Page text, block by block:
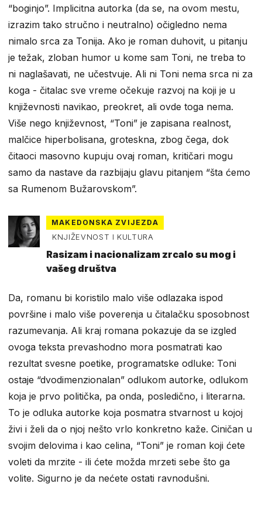
“boginjo”. Implicitna autorka (da se, na ovom mestu,
izrazim tako stručno i neutralno) očigledno nema
nimalo srca za Tonija. Ako je roman duhovit, u pitanju
je težak, zloban humor u kome sam Toni, ne treba to
ni naglašavati, ne učestvuje. Ali ni Toni nema srca ni za
koga - čitalac sve vreme očekuje razvoj na koji je u
književnosti navikao, preokret, ali ovde toga nema.
Više nego književnost, “Toni” je zapisana realnost,
malčice hiperbolisana, groteskna, zbog čega, dok
čitaoci masovno kupuju ovaj roman, kritičari mogu
samo da nastave da razbijaju glavu pitanjem “šta ćemo
sa Rumenom Bužarovskom”.
MAKEDONSKA ZVIJEZDA
KNJIŽEVNOST I KULTURA
Rasizam i nacionalizam zrcalo su mog i
vašeg društva
Da, romanu bi koristilo malo više odlazaka ispod
površine i malo više poverenja u čitalačku sposobnost
razumevanja. Ali kraj romana pokazuje da se izgled
ovoga teksta prevashodno mora posmatrati kao
rezultat svesne poetike, programatske odluke: Toni
ostaje “dvodimenzionalan” odlukom autorke, odlukom
koja je prvo politička, pa onda, posledično, i literarna.
To je odluka autorke koja posmatra stvarnost u kojoj
živi i želi da o njoj nešto vrlo konkretno kaže. Ciničan u
svojim delovima i kao celina, “Toni” je roman koji ćete
voleti da mrzite - ili ćete možda mrzeti sebe što ga
volite. Sigurno je da nećete ostati ravnodušni.